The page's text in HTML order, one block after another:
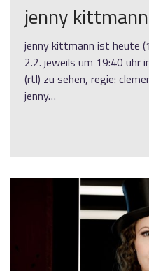
jenny
jenny kittmann ist heute
2.2. jeweils um 19:40 uhr
(rtl) zu sehen, regie:
jenny…